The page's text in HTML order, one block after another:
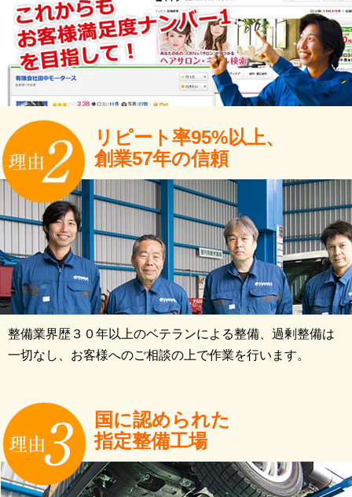
リピート率95%以上、
創業57年の信頼
整備業界歴３０年以上のベテランによる整備、過剰整備は
一切なし、お客様へのご相談の上で作業を行います。
国に認められた
指定整備工場